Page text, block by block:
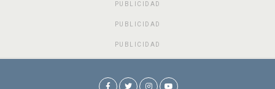
PUBLICIDAD
PUBLICIDAD
PUBLICIDAD